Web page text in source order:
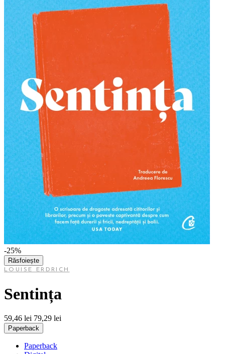
-25%
Răsfoiește
LOUISE ERDRICH
Sentința
59,46 lei 79,29 lei
Paperback
Paperback